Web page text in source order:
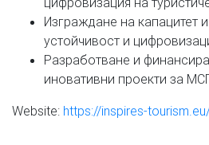
Изграждане на капацитет
устойчивост и
Разработване и
иновативни проекти за
Website: https://inspires-